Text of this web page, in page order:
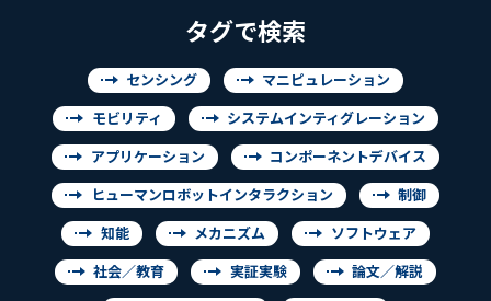
タグで検索
センシング マニピュレーション
モビリティ システムインティグレーション
アプリケーション コンポーネントデバイス
ヒューマンロボットインタラクション 制御
知能 メカニズム ソフトウェア
社会／教育 実証実験 論文／解説